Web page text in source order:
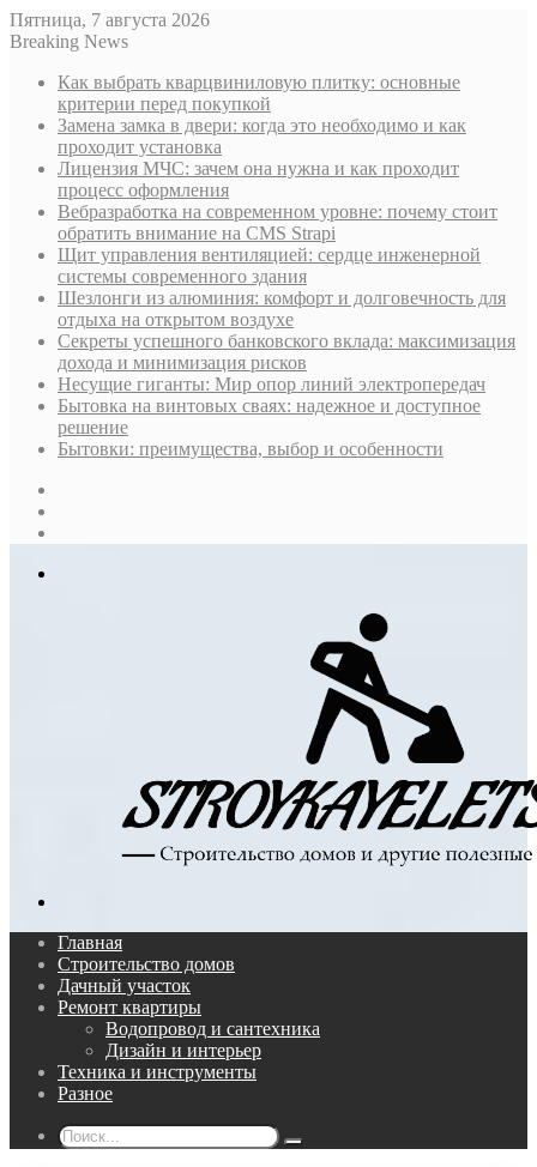
Пятница, 7 августа 2026
Breaking News
Как выбрать кварцвиниловую плитку: основные
критерии перед покупкой
Замена замка в двери: когда это необходимо и как
проходит установка
Лицензия МЧС: зачем она нужна и как проходит
процесс оформления
Вебразработка на современном уровне: почему стоит
обратить внимание на CMS Strapi
Щит управления вентиляцией: сердце инженерной
системы современного здания
Шезлонги из алюминия: комфорт и долговечность для
отдыха на открытом воздухе
Секреты успешного банковского вклада: максимизация
дохода и минимизация рисков
Несущие гиганты: Мир опор линий электропередач
Бытовка на винтовых сваях: надежное и доступное
решение
Бытовки: преимущества, выбор и особенности
Главная
Строительство домов
Дачный участок
Ремонт квартиры
Водопровод и сантехника
Дизайн и интерьер
Техника и инструменты
Разное
Поиск...